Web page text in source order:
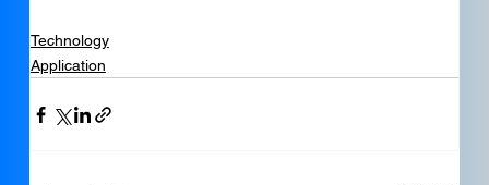
Technology
Application